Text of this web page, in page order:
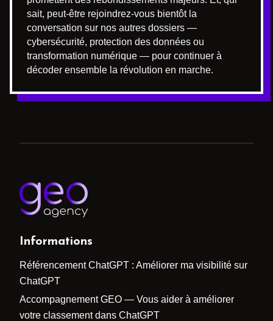
sait, peut-être rejoindrez-vous bientôt la
conversation sur nos autres dossiers —
cybersécurité, protection des données ou
transformation numérique — pour continuer à
décoder ensemble la révolution en marche.
Informations
Référencement ChatGPT : Améliorer ma visibilité sur
ChatGPT
Accompagnement GEO — Vous aider à améliorer
votre classement dans ChatGPT